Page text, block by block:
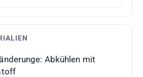
Abkühlen mit